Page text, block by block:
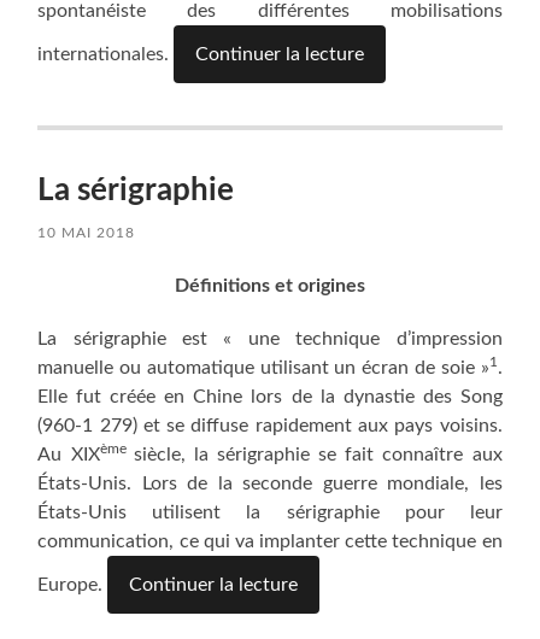
spontanéiste des différentes mobilisations
internationales. Continuer la lecture
La sérigraphie
10 MAI 2018
Définitions et origines
La sérigraphie est « une technique d’impression
manuelle ou automatique utilisant un écran de soie »1 .
Elle fut créée en Chine lors de la dynastie des Song
(960-1 279) et se diffuse rapidement aux pays voisins.
Au XIXème siècle, la sérigraphie se fait connaître aux
États-Unis. Lors de la seconde guerre mondiale, les
États-Unis utilisent la sérigraphie pour leur
communication, ce qui va implanter cette technique en
Europe. Continuer la lecture